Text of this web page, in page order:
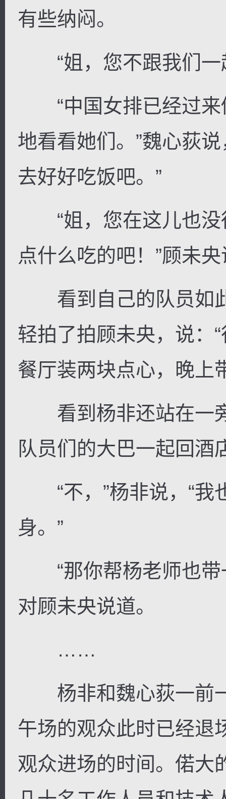
有些纳闷。
“姐，您不跟我们一
“中国女排已经过来
地看看她们。”魏心荻
去好好吃饭吧。”
“姐，您在这儿也没
点什么吃的吧！”顾未
看到自己的队员如
轻拍了拍顾未央，说：
餐厅装两块点心，晚上
看到杨非还站在一旁
队员们的大巴一起回酒
“不，”杨非说，“我
身。”
“那你帮杨老师也带
对顾未央说道。
……
杨非和魏心荻一前
午场的观众此时已经退
观众进场的时间。偌大